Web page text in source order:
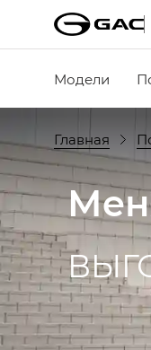
Модели
Главная